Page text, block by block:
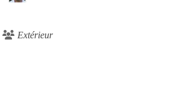
Extérieur